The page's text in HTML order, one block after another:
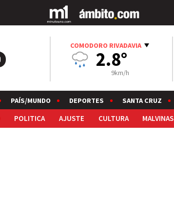
COMODORO RIVADAVIA
2.8°
9km/h
PAÍS/MUNDO DEPORTES SANTA CRUZ
POLITICA AJUSTE CULTURA MALVINAS